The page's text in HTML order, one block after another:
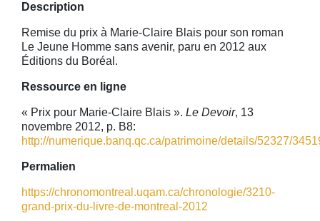
Description
Remise du prix à Marie-Claire Blais pour son roman
Le Jeune Homme sans avenir, paru en 2012 aux
Éditions du Boréal.
Ressource en ligne
« Prix pour Marie-Claire Blais ». Le Devoir, 13
novembre 2012, p. B8:
http://numerique.banq.qc.ca/patrimoine/details/52327/
Permalien
https://chronomontreal.uqam.ca/chronologie/3210-
grand-prix-du-livre-de-montreal-2012